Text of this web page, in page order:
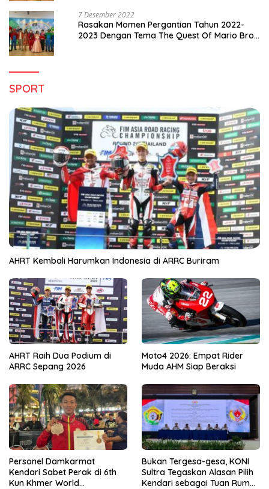
7 Desember 2022
Rasakan Momen Pergantian Tahun 2022-
2023 Dengan Tema The Quest Of Mario Bros
SPORT
AHRT Kembali Harumkan Indonesia di ARRC Buriram
AHRT Raih Dua Podium di
ARRC Sepang 2026
Moto4 2026: Empat Rider
Muda AHM Siap Beraksi
Personel Damkarmat
Kendari Sabet Perak di 6th
Kun Khmer World
Bukan Tergesa-gesa, KONI
Sultra Tegaskan Alasan Pilih
Kendari sebagai Tuan Rumah